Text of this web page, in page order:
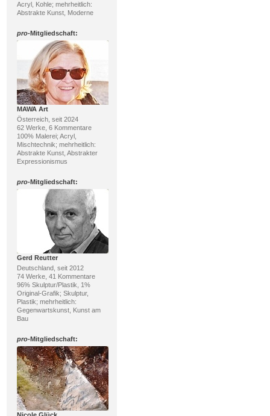
Acryl, Kohle; mehrheitlich:
Abstrakte Kunst, Moderne
pro-Mitgliedschaft:
MAWA Art
Österreich, seit 2024
62 Werke, 6 Kommentare
100% Malerei; Acryl,
Mischtechnik; mehrheitlich:
Abstrakte Kunst, Abstrakter
Expressionismus
pro-Mitgliedschaft:
Gerd Reutter
Deutschland, seit 2012
74 Werke, 41 Kommentare
96% Skulptur/Plastik, 1%
Original-Grafik; Skulptur,
Plastik; mehrheitlich:
Gegenwartskunst, Kunst am
Bau
pro-Mitgliedschaft: